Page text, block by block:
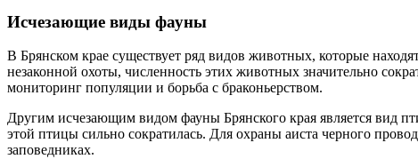
Исчезающие виды фауны
В Брянском крае существует ряд видов животных, которые
незаконной охоты, численность этих животных значительно
мониторинг популяции и борьба с браконьерством.
Другим исчезающим видом фауны Брянского края является вид
этой птицы сильно сократилась. Для охраны аиста черного
заповедниках.